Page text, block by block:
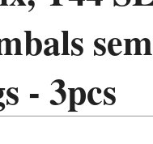
- 3pcs